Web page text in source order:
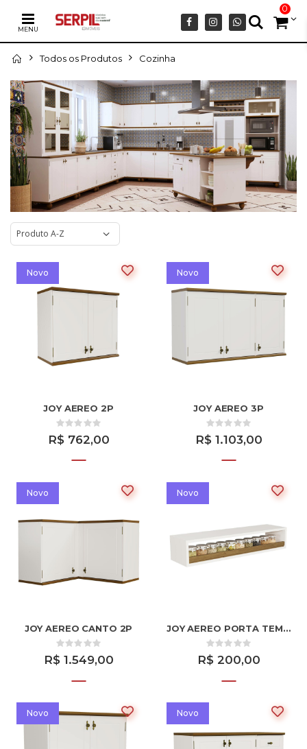
MENU
0
Todos os Produtos Cozinha
Novo
JOY AEREO 2P
R$ 762,00
Novo
JOY AEREO 3P
R$ 1.103,00
Novo
JOY AEREO CANTO 2P
R$ 1.549,00
Novo
JOY AEREO PORTA TEMPERO
R$ 200,00
Novo Novo